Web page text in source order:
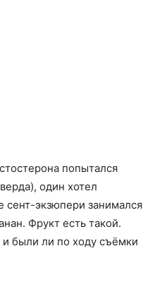
попытался
один хотел
сент-экзюпери занимался
Фрукт есть такой.
были ли по ходу съёмки